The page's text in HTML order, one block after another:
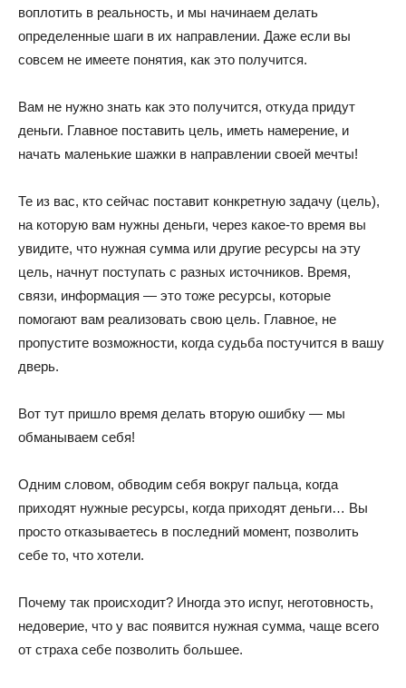
воплотить в реальность, и мы начинаем делать
определенные шаги в их направлении. Даже если вы
совсем не имеете понятия, как это получится.
Вам не нужно знать как это получится, откуда придут
деньги. Главное поставить цель, иметь намерение, и
начать маленькие шажки в направлении своей мечты!
Те из вас, кто сейчас поставит конкретную задачу (цель),
на которую вам нужны деньги, через какое-то время вы
увидите, что нужная сумма или другие ресурсы на эту
цель, начнут поступать с разных источников. Время,
связи, информация — это тоже ресурсы, которые
помогают вам реализовать свою цель. Главное, не
пропустите возможности, когда судьба постучится в вашу
дверь.
Вот тут пришло время делать вторую ошибку — мы
обманываем себя!
Одним словом, обводим себя вокруг пальца, когда
приходят нужные ресурсы, когда приходят деньги… Вы
просто отказываетесь в последний момент, позволить
себе то, что хотели.
Почему так происходит? Иногда это испуг, неготовность,
недоверие, что у вас появится нужная сумма, чаще всего
от страха себе позволить большее.